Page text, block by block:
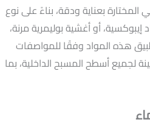
بعناية ودقة، بناءً على نوع
أو أغشية بوليمرية مرنة،
هذه المواد وفقًا للمواصفات
لجميع أسطح المسبح الداخلية، بما